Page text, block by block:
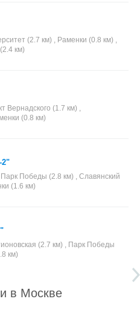
(2.7 км) , Раменки (0.8 км) ,
км)
Вернадского (1.7 км) ,
(0.8 км)
2"
Победы (2.8 км) , Славянский
(1.6 км)
(2.7 км) , Парк Победы
км)
в Москве